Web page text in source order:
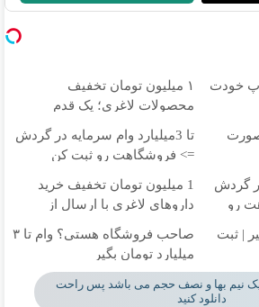
خودت
۱ میلیون تومان تخفیف
محصولات لاغری؛ یک قدم
نزدیک‌تر به شروع کاهش وزن
صورت
تا 3میلیارد وام سرمایه در گردش
=> فروشگاهت رو ثبت کن
در گردش
رو
1 میلیون تومان تخفیف خرید
داروهای لاغری با ارسال از
داروخانه و پک یخ!
| ثبت
صاحب فروشگاه هستی؟ وام تا ۳
میلیارد تومان بگیر
نیم بها و نصف حجم می باشد پس راحت
دانلود کنید